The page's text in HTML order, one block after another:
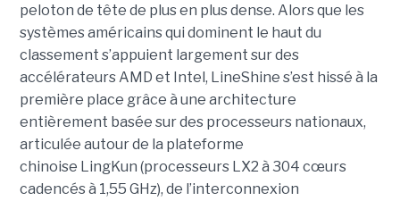
peloton de tête de plus en plus dense. Alors que les
systèmes américains qui dominent le haut du
classement s’appuient largement sur des
accélérateurs AMD et Intel, LineShine s’est hissé à la
première place grâce à une architecture
entièrement basée sur des processeurs nationaux,
articulée autour de la plateforme
chinoise LingKun (processeurs LX2 à 304 cœurs
cadencés à 1,55 GHz), de l’interconnexion